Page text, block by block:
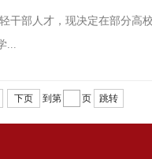
干部人才，现决定在部分高
...
下页 到第 页 跳转